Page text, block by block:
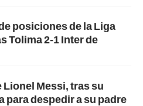
posiciones de la Liga
Tolima 2-1 Inter de
Lionel Messi, tras su
para despedir a su padre